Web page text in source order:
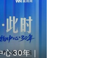
心30年｜